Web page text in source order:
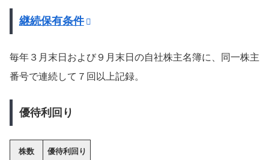
継続保有条件
毎年３月末日および９月末日の自社株主名簿に、同一株主
番号で連続して７回以上記録。
優待利回り
株数 優待利回り